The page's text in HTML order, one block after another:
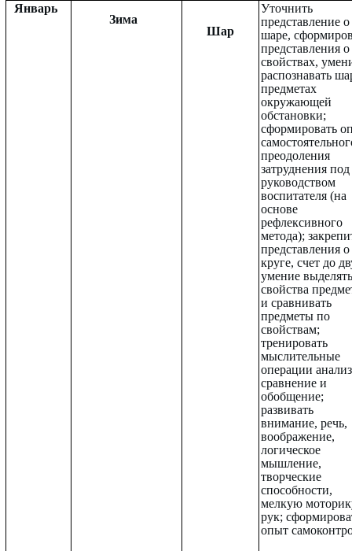
Январь
Зима
Шар
Уточнить
представление о
шаре,
представления о
свойствах,
распознавать
предметах
окружающей
обстановки;
сформировать
преодоления
затруднения под
руководством
воспитателя (на
основе
рефлексивного
метода);
представления о
круге, счет до
умение выделять
свойства
и сравнивать
предметы по
свойствам;
тренировать
мыслительные
операции
сравнение и
обобщение;
развивать
внимание, речь,
воображение,
логическое
мышление,
творческие
способности,
мелкую
рук;
опыт